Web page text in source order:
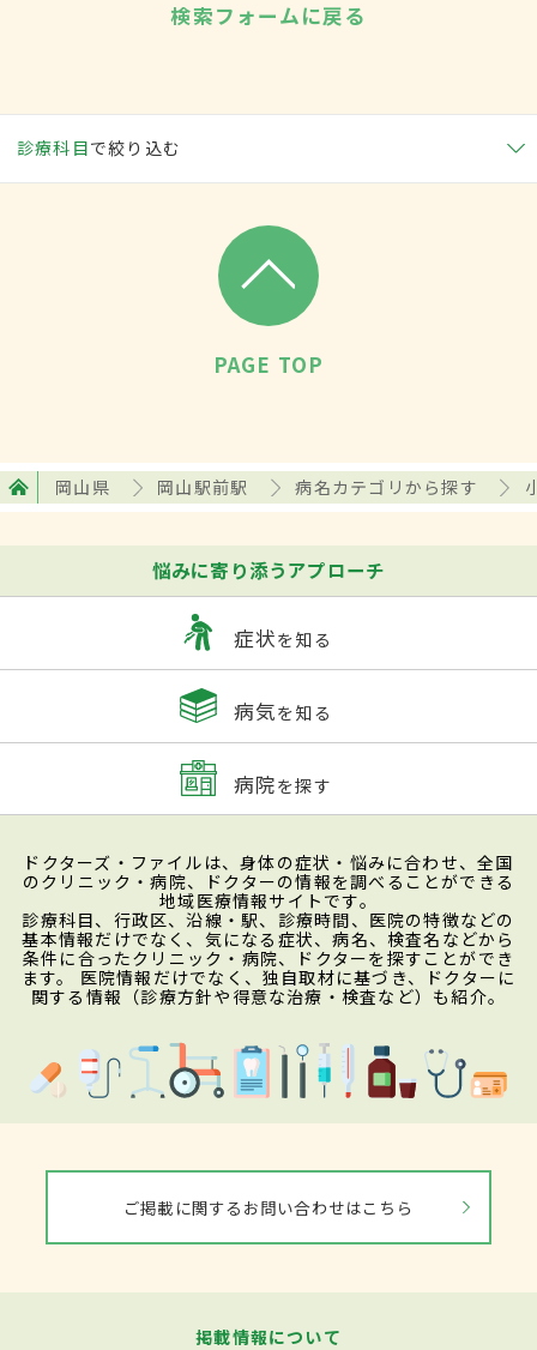
検索フォームに戻る
診療科目で絞り込む
PAGE TOP
岡山県 岡山駅前駅 病名カテゴリから探す
悩みに寄り添うアプローチ
症状を知る
病気を知る
病院を探す
ドクターズ・ファイルは、身体の症状・悩みに合わせ、全国
のクリニック・病院、ドクターの情報を調べることができる
地域医療情報サイトです。
診療科目、行政区、沿線・駅、診療時間、医院の特徴などの
基本情報だけでなく、気になる症状、病名、検査名などから
条件に合ったクリニック・病院、ドクターを探すことができ
ます。 医院情報だけでなく、独自取材に基づき、ドクターに
関する情報（診療方針や得意な治療・検査など）も紹介。
ご掲載に関するお問い合わせはこちら
掲載情報について